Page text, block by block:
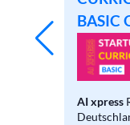
BASIC
AI xpress